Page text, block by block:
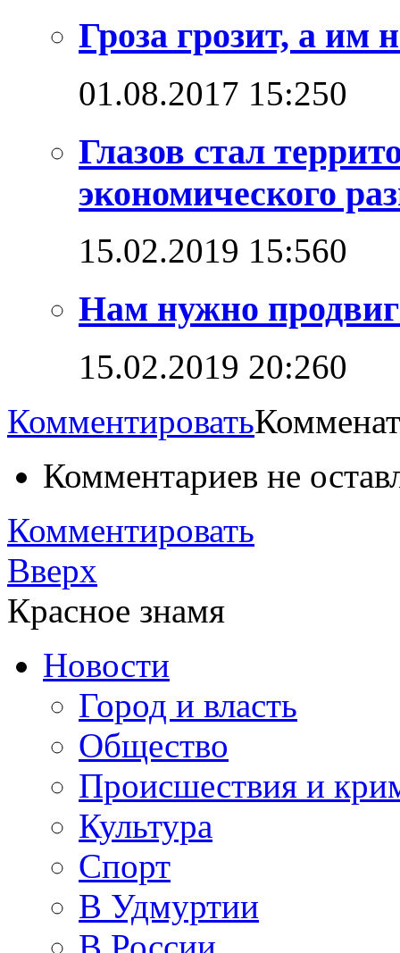
Гроза грозит, а им
01.08.2017 15:250
Глазов стал
экономического
15.02.2019 15:560
Нам нужно
15.02.2019 20:260
Комментировать
Комментариев не
Комментировать
Вверх
Красное знамя
Новости
Город и власть
Общество
Происшествия и
Культура
Спорт
В Удмуртии